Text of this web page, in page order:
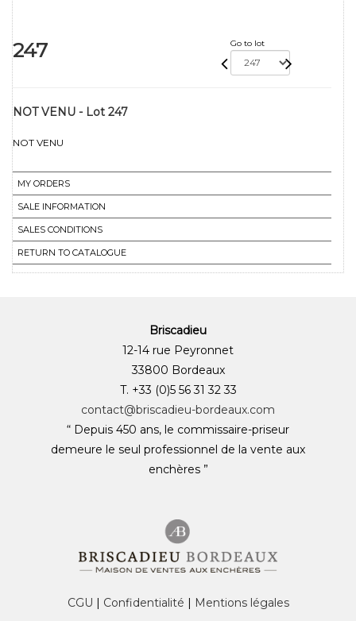
247 Go to lot
NOT VENU - Lot 247
NOT VENU
MY ORDERS
SALE INFORMATION
SALES CONDITIONS
RETURN TO CATALOGUE
Briscadieu
12-14 rue Peyronnet
33800 Bordeaux
T. +33 (0)5 56 31 32 33
contact@briscadieu-bordeaux.com
“ Depuis 450 ans, le commissaire-priseur
demeure le seul professionnel de la vente aux
enchères ”
CGU | Confidentialité | Mentions légales